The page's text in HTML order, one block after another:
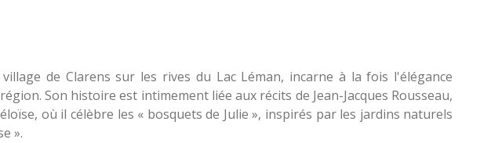
de Clarens sur les rives du Lac Léman, incarne à la fois l'élégance
Son histoire est intimement liée aux récits de Jean-Jacques Rousseau,
où il célèbre les « bosquets de Julie », inspirés par les jardins naturels
».